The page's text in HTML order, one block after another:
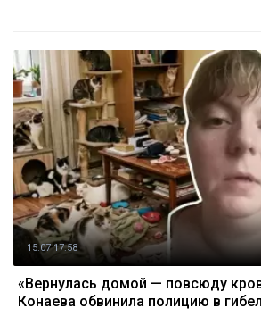
15.07 17:58
«Вернулась домой — повсюду
Конаева обвинила полицию в